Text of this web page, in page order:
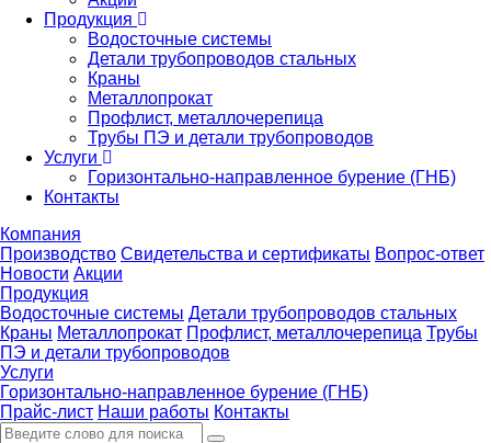
Продукция
Водосточные системы
Детали трубопроводов стальных
Краны
Металлопрокат
Профлист, металлочерепица
Трубы ПЭ и детали трубопроводов
Услуги
Горизонтально-направленное бурение (ГНБ)
Контакты
Компания
Производство Свидетельства и сертификаты Вопрос-ответ
Новости Акции
Продукция
Водосточные системы Детали трубопроводов стальных
Краны Металлопрокат Профлист, металлочерепица Трубы
ПЭ и детали трубопроводов
Услуги
Горизонтально-направленное бурение (ГНБ)
Прайс-лист Наши работы Контакты